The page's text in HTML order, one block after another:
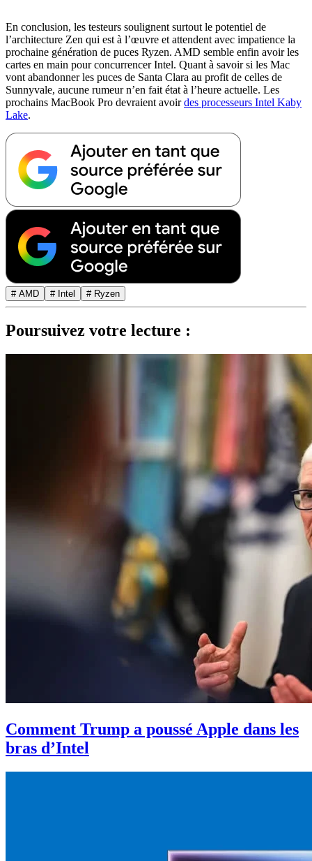
En conclusion, les testeurs soulignent surtout le potentiel de
l’architecture Zen qui est à l’œuvre et attendent avec impatience la
prochaine génération de puces Ryzen. AMD semble enfin avoir les
cartes en main pour concurrencer Intel. Quant à savoir si les Mac
vont abandonner les puces de Santa Clara au profit de celles de
Sunnyvale, aucune rumeur n’en fait état à l’heure actuelle. Les
prochains MacBook Pro devraient avoirdes processeurs Intel Kaby
Lake.
# AMD # Intel # Ryzen
Poursuivez votre lecture :
Comment Trump a poussé Apple dans les
bras d’Intel